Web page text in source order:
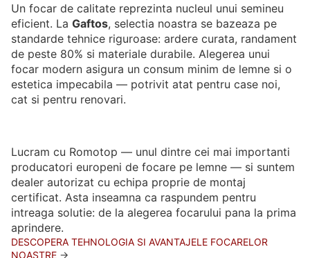
Un focar de calitate reprezinta nucleul unui semineu
eficient. La Gaftos, selectia noastra se bazeaza pe
standarde tehnice riguroase: ardere curata, randament
de peste 80% si materiale durabile. Alegerea unui
focar modern asigura un consum minim de lemne si o
estetica impecabila — potrivit atat pentru case noi,
cat si pentru renovari.
Lucram cu Romotop — unul dintre cei mai importanti
producatori europeni de focare pe lemne — si suntem
dealer autorizat cu echipa proprie de montaj
certificat. Asta inseamna ca raspundem pentru
intreaga solutie: de la alegerea focarului pana la prima
aprindere.
DESCOPERA TEHNOLOGIA SI AVANTAJELE FOCARELOR
NOASTRE →